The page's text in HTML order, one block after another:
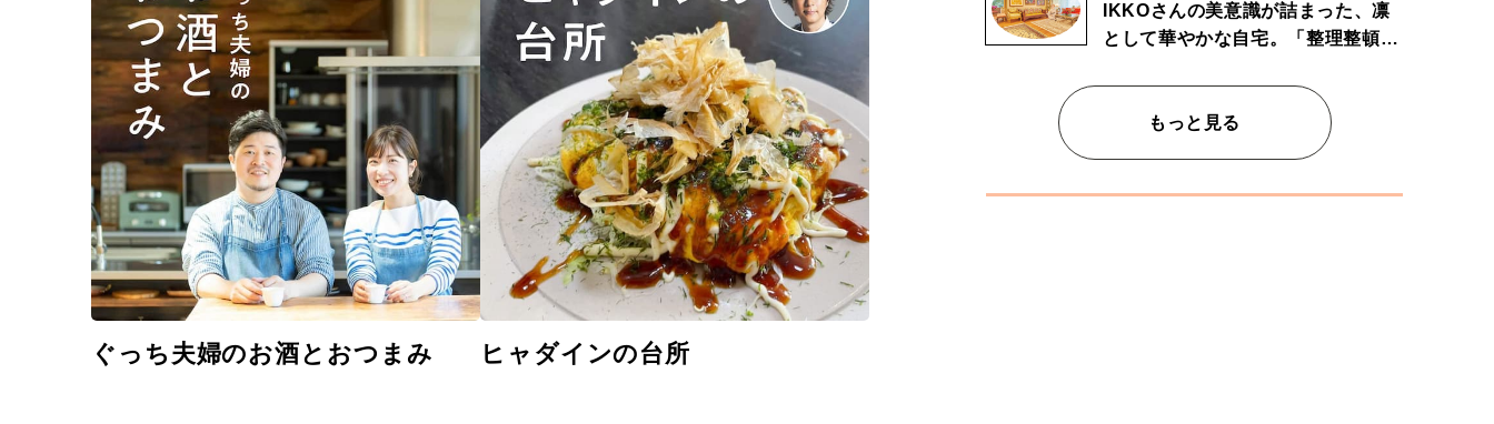
ぐっち夫婦のお酒とおつまみ ヒャダインの台所
IKKOさんの美意識が詰まった、凛
として華やかな自宅。「整理整頓は
もっと見る